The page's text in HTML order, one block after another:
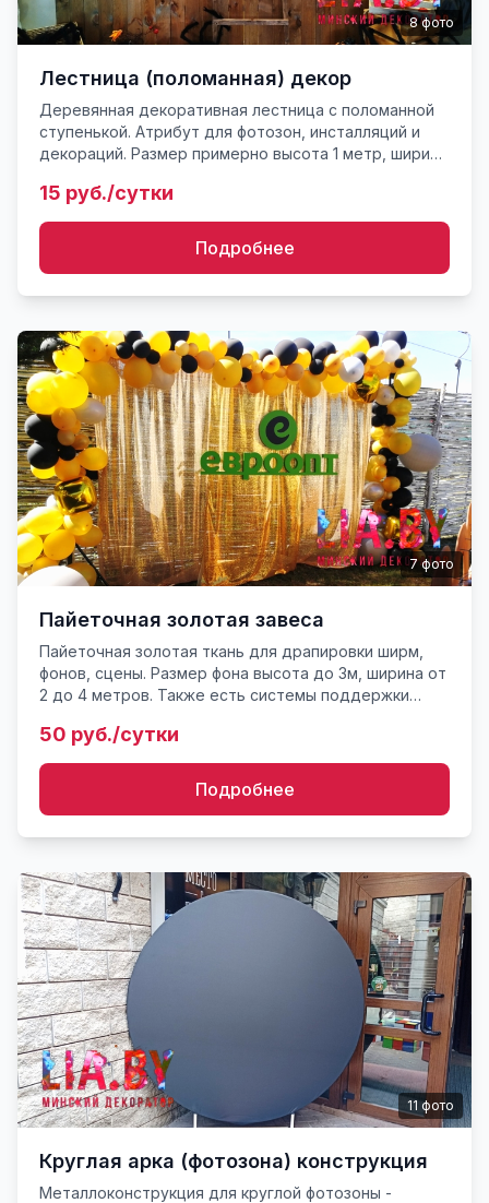
8фото
Лестница (поломанная) декор
Деревянная декоративная лестница с поломанной
ступенькой. Атрибут для фотозон, инсталляций и
декораций. Размер примерно высота 1 метр, ширина
15 руб./сутки
Подробнее
7фото
Пайеточная золотая завеса
Пайеточная золотая ткань для драпировки ширм,
фонов, сцены. Размер фона высота до 3м, ширина от
2 до 4 метров. Также есть системы поддержки
50 руб./сутки
Подробнее
11фото
Круглая арка (фотозона) конструкция
Металлоконструкция для круглой фотозоны -